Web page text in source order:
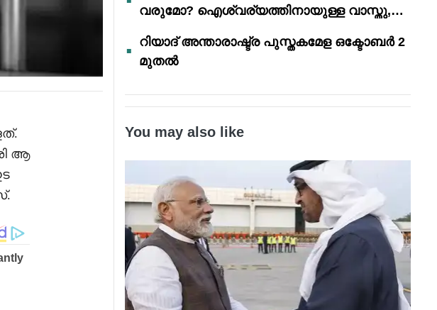
ആ
വരുമോ? ഐശ്വര്യത്തിനായുള്ള വാസ്തു,
റിയാദ് അന്താരാഷ്ട്ര പുസ്തകമേള ഒക്ടോബർ 2
മുതൽ
You may also like